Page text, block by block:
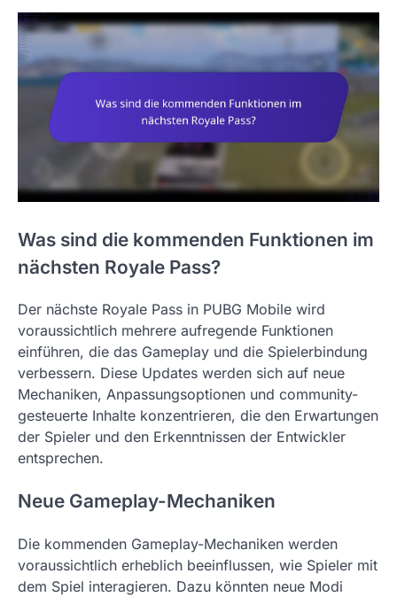
Was sind die kommenden Funktionen im
nächsten Royale Pass?
Der nächste Royale Pass in PUBG Mobile wird
voraussichtlich mehrere aufregende Funktionen
einführen, die das Gameplay und die Spielerbindung
verbessern. Diese Updates werden sich auf neue
Mechaniken, Anpassungsoptionen und community-
gesteuerte Inhalte konzentrieren, die den Erwartungen
der Spieler und den Erkenntnissen der Entwickler
entsprechen.
Neue Gameplay-Mechaniken
Die kommenden Gameplay-Mechaniken werden
voraussichtlich erheblich beeinflussen, wie Spieler mit
dem Spiel interagieren. Dazu könnten neue Modi